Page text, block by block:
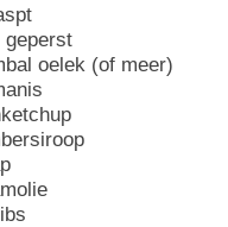
geperst
oelek (of meer)